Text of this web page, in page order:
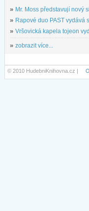
» Mr. Moss představují nový
» Rapové duo PAST vydává
» Vršovická kapela tojeon
» zobrazit více...
© 2010 HudebniKnihovna.cz |